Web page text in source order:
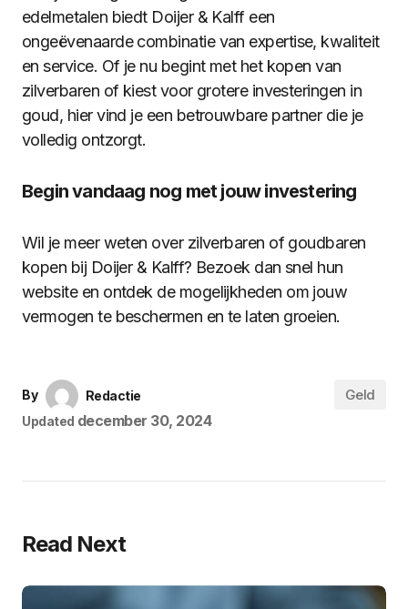
edelmetalen biedt Doijer & Kalff een
ongeëvenaarde combinatie van expertise, kwaliteit
en service. Of je nu begint met het kopen van
zilverbaren of kiest voor grotere investeringen in
goud, hier vind je een betrouwbare partner die je
volledig ontzorgt.
Begin vandaag nog met jouw investering
Wil je meer weten over zilverbaren of goudbaren
kopen bij Doijer & Kalff? Bezoek dan snel hun
website en ontdek de mogelijkheden om jouw
vermogen te beschermen en te laten groeien.
By
Redactie
Updated december 30, 2024
Geld
Read Next